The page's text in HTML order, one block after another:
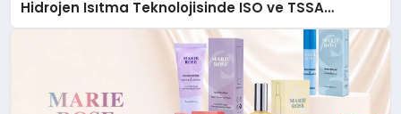
Hidrojen Isıtma Teknolojisinde ISO ve TSSA
Düzenleyici Onaylarını Aldı